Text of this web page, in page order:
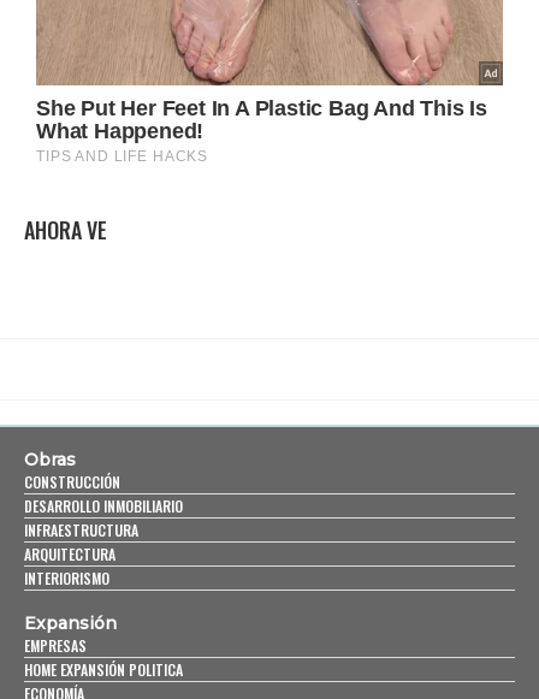
AHORA VE
Obras
CONSTRUCCIÓN
DESARROLLO INMOBILIARIO
INFRAESTRUCTURA
ARQUITECTURA
INTERIORISMO
Expansión
EMPRESAS
HOME EXPANSIÓN POLITICA
ECONOMÍA